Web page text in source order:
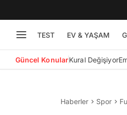
TEST EV & YAŞAM
Güncel KonularKural Değişiyor
Haberler Spor